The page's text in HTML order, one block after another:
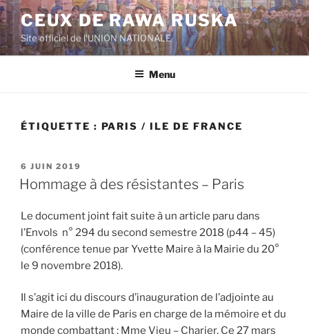
Aller
au
contenu
principal
CEUX DE RAWA RUSKA
Site officiel de l'UNION NATIONALE
Menu
ÉTIQUETTE : PARIS / ILE DE FRANCE
PUBLIÉ
LE
6 JUIN 2019
Hommage à des résistantes – Paris
Le document joint fait suite à un article paru dans
l’Envols n° 294 du second semestre 2018 (p44 – 45)
(conférence tenue par Yvette Maire à la Mairie du 20°
le 9 novembre 2018).
Il s’agit ici du discours d’inauguration de l’adjointe au
Maire de la ville de Paris en charge de la mémoire et du
monde combattant : Mme Vieu – Charier. Ce 27 mars